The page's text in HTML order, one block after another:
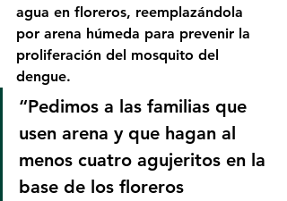
agua en floreros, reemplazándola
por arena húmeda para prevenir la
proliferación del mosquito del
dengue.
“Pedimos a las familias que
usen arena y que hagan al
menos cuatro agujeritos en la
base de los floreros